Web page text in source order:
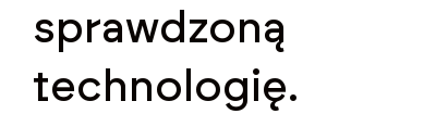
sprawdzoną
technologię.